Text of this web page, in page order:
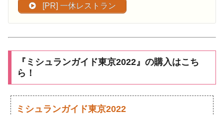
[PR] 一休レストラン
『ミシュランガイド東京2022』の購入はこち
ら！
ミシュランガイド東京2022